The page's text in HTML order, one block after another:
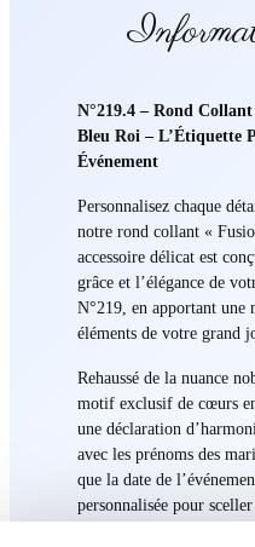
N°219.4 – Rond
Bleu Roi – L’Étiquette
Événement
Personnalisez chaque
notre rond collant «
accessoire délicat est
grâce et l’élégance de
N°219, en apportant une
éléments de votre grand
Rehaussé de la nuance
motif exclusif de cœurs
une déclaration
avec les prénoms des
que la date de
personnalisée pour